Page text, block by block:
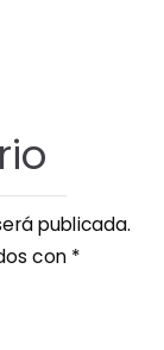
publicada.
con *